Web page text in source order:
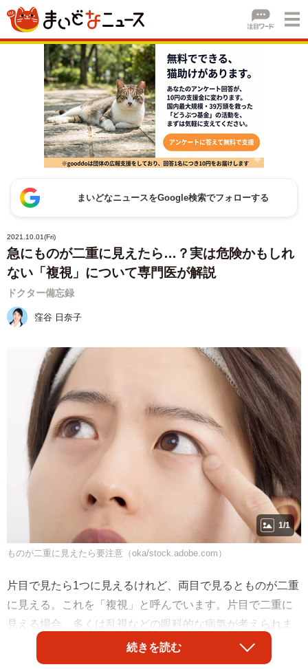
まいどなニュースをGoogle検索でフォローする
2021.10.01(Fri)
急にものが二重に見えたら…？実は危険かもしれ
ない「複視」について専門医が解説
ドクター備忘録
窪谷 日奈子
1/1
ものが二重に見えたら要注意（oka/stock.adobe.com）
片目で見たら1つに見えるけれど、両目で見るとものが二重
に見える。これを「複視」と呼んでいます。片目で二重に
見える場合、多くは乱視などの眼科的な病気が考えられま
す。しかし複視の場合、命に関わる危険なサインかもしれ
ないので注意が必要です。
続きを読む